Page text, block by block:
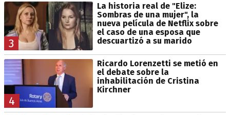
3
La historia real de "Elize:
Sombras de una mujer", la
nueva película de Netflix sobre
el caso de una esposa que
descuartizó a su marido
4
Ricardo Lorenzetti se metió en
el debate sobre la
inhabilitación de Cristina
Kirchner